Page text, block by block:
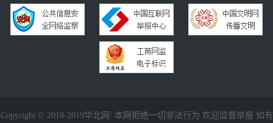
Copyright © 2018-2019华北网/ 本网拒绝一切非法行为 欢迎监督举报 如有